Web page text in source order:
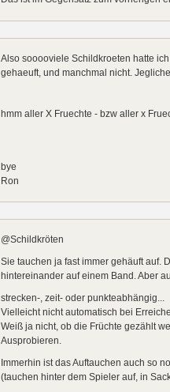
Also sooooviele Schildkroeten hatte
gehaeuft, und manchmal nicht.
hmm aller X Fruechte - bzw aller x
bye
Ron
@Schildkröten
Sie tauchen ja fast immer gehäuft auf.
hintereinander auf einem Band. Aber
strecken-, zeit- oder punkteabhängig...
Vielleicht nicht automatisch bei
Weiß ja nicht, ob die Früchte gezählt
Ausprobieren.
Immerhin ist das Auftauchen auch so
(tauchen hinter dem Spieler auf, in